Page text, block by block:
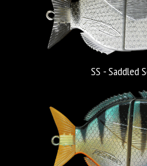
SS - Saddled